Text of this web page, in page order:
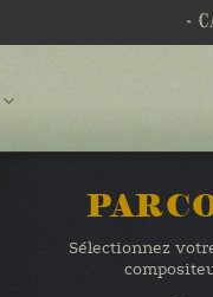
-
Sélectionnez